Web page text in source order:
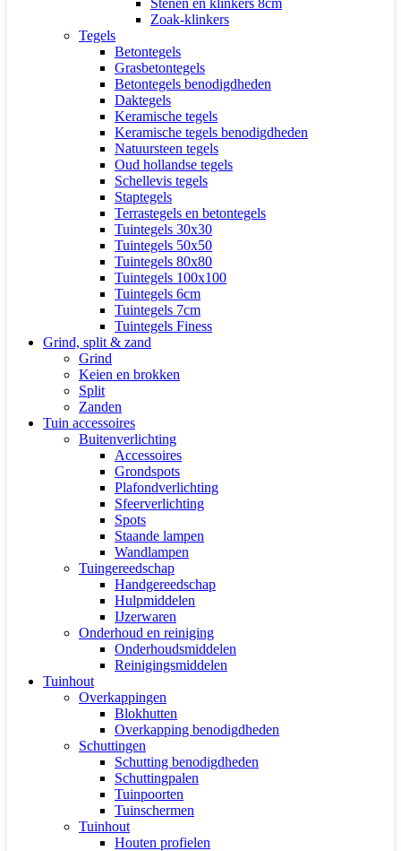
Zoak-klinkers
Tegels
Betontegels
Grasbetontegels
Betontegels benodigdheden
Daktegels
Keramische tegels
Keramische tegels benodigdheden
Natuursteen tegels
Oud hollandse tegels
Schellevis tegels
Staptegels
Terrastegels en betontegels
Tuintegels 30x30
Tuintegels 50x50
Tuintegels 80x80
Tuintegels 100x100
Tuintegels 6cm
Tuintegels 7cm
Tuintegels Finess
Grind, split & zand
Grind
Keien en brokken
Split
Zanden
Tuin accessoires
Buitenverlichting
Accessoires
Grondspots
Plafondverlichting
Sfeerverlichting
Spots
Staande lampen
Wandlampen
Tuingereedschap
Handgereedschap
Hulpmiddelen
IJzerwaren
Onderhoud en reiniging
Onderhoudsmiddelen
Reinigingsmiddelen
Tuinhout
Overkappingen
Blokhutten
Overkapping benodigdheden
Schuttingen
Schutting benodigdheden
Schuttingpalen
Tuinpoorten
Tuinschermen
Tuinhout
Houten profielen